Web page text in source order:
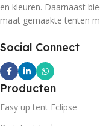
en kleuren. Daarnaast
maat gemaakte tenten
Social Connect
Producten
Easy up tent Eclipse